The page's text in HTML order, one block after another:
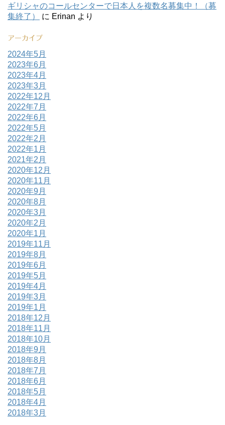
ギリシャのコールセンターで日本人を複数名募集中！（募
集終了）
に Erinan より
アーカイブ
2024年5月
2023年6月
2023年4月
2023年3月
2022年12月
2022年7月
2022年6月
2022年5月
2022年2月
2022年1月
2021年2月
2020年12月
2020年11月
2020年9月
2020年8月
2020年3月
2020年2月
2020年1月
2019年11月
2019年8月
2019年6月
2019年5月
2019年4月
2019年3月
2019年1月
2018年12月
2018年11月
2018年10月
2018年9月
2018年8月
2018年7月
2018年6月
2018年5月
2018年4月
2018年3月